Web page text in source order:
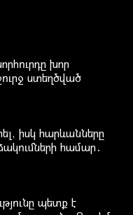
խոր
ստեղծված
իսկ հարևանները
համար․
պետք է